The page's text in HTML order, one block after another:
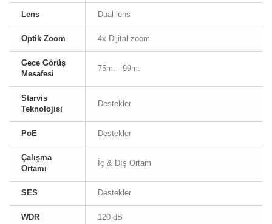
Lens Dual lens
Optik Zoom 4x Dijital zoom
Gece Görüş
Mesafesi
75m. - 99m.
Starvis
Teknolojisi
Destekler
PoE Destekler
Çalışma
Ortamı
İç & Dış Ortam
SES Destekler
WDR 120 dB